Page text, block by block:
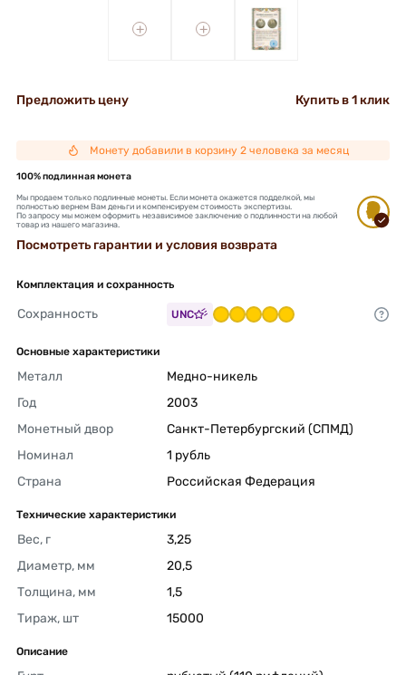
+ +
Предложить цену Купить в 1 клик
Монету добавили в корзину 2 человека за месяц
100% подлинная монета
Мы продаем только подлинные монеты. Если монета окажется подделкой, мы
полностью вернем Вам деньги и компенсируем стоимость экспертизы.
По запросу мы можем оформить независимое заключение о подлинности на любой
товар из нашего магазина.
Посмотреть гарантии и условия возврата
Комплектация и сохранность
Сохранность UNC
Основные характеристики
Металл
Медно-никель
Год
2003
Монетный двор
Санкт-Петербургский (СПМД)
Номинал
1 рубль
Страна
Российская Федерация
Технические характеристики
Вес, г
3,25
Диаметр, мм
20,5
Толщина, мм
1,5
Тираж, шт
15000
Описание